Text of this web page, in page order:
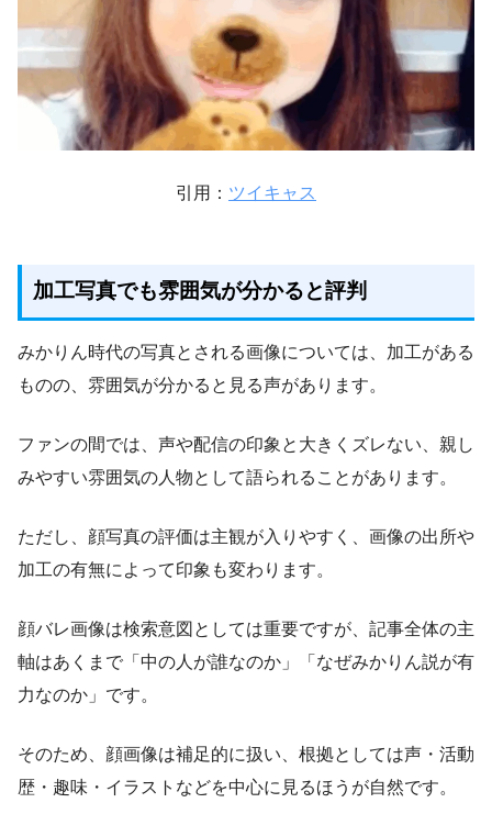
引用： ツイキャス
加工写真でも雰囲気が分かると評判
みかりん時代の写真とされる画像については、加工がある
ものの、雰囲気が分かると見る声があります。
ファンの間では、声や配信の印象と大きくズレない、親し
みやすい雰囲気の人物として語られることがあります。
ただし、顔写真の評価は主観が入りやすく、画像の出所や
加工の有無によって印象も変わります。
顔バレ画像は検索意図としては重要ですが、記事全体の主
軸はあくまで「中の人が誰なのか」「なぜみかりん説が有
力なのか」です。
そのため、顔画像は補足的に扱い、根拠としては声・活動
歴・趣味・イラストなどを中心に見るほうが自然です。